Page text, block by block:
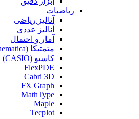
ریاضیات
آنالیز ریاضی
آنالیز عددی
آمار و احتمال
متمتیکا (Mathematica)
کاسیو (CASIO)
FlexPDE
Cabri 3D
FX Graph
MathType
Maple
Tecplot